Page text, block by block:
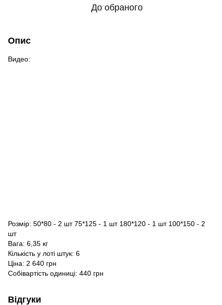
До обраного
Опис
Видео:
Розмір: 50*80 - 2 шт 75*125 - 1 шт 180*120 - 1 шт 100*150 - 2
шт
Вага: 6,35 кг
Кількість у лоті штук: 6
Ціна: 2 640 грн
Собівартість одиниці: 440 грн
Відгуки